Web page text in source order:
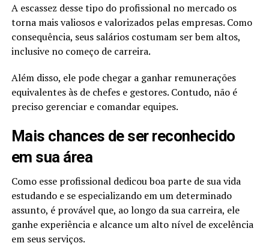
A escassez desse tipo do profissional no mercado os
torna mais valiosos e valorizados pelas empresas. Como
consequência, seus salários costumam ser bem altos,
inclusive no começo de carreira.
Além disso, ele pode chegar a ganhar remunerações
equivalentes às de chefes e gestores. Contudo, não é
preciso gerenciar e comandar equipes.
Mais chances de ser reconhecido
em sua área
Como esse profissional dedicou boa parte de sua vida
estudando e se especializando em um determinado
assunto, é provável que, ao longo da sua carreira, ele
ganhe experiência e alcance um alto nível de excelência
em seus serviços.